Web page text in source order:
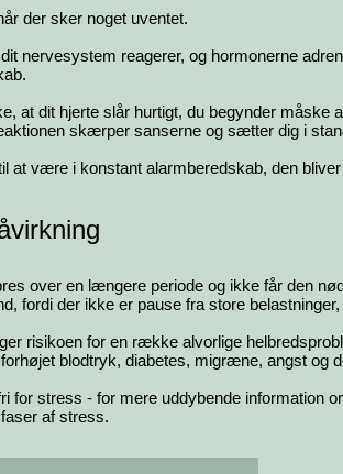
der sker noget uventet.
nervesystem reagerer, og hormonerne
at dit hjerte slår hurtigt, du begynder måske
skærper sanserne og sætter dig i
at være i konstant alarmberedskab, den
over en længere periode og ikke får den
fordi der ikke er pause fra store
risikoen for en række alvorlige
blodtryk, diabetes, migræne, angst og
for stress - for mere uddybende information
af stress.